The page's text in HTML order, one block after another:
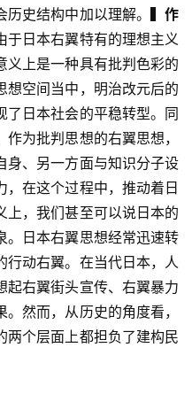
史结构中加以理解。
▍作
于日本右翼特有的理想主义
义上是一种具有批判色彩的
想空间当中，明治改元后的
了日本社会的平稳转型。同
为批判思想的右翼思想，
身、另一方面与知识分子设
在这个过程中，推动着日
上，我们甚至可以说日本的
。日本右翼思想经常迅速转
行动右翼。在当代日本，人
起右翼街头宣传、右翼暴力
然而，从历史的角度看，
两个层面上都担负了建构民